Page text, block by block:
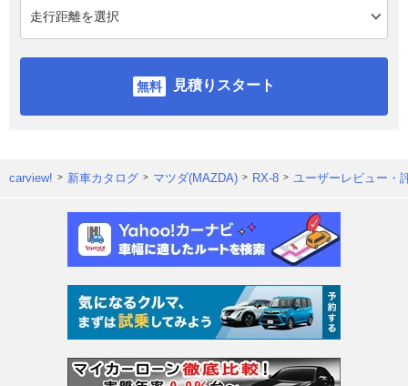
見積りスタート
carview! 新車カタログ マツダ(MAZDA) RX-8 ユーザーレビュー・